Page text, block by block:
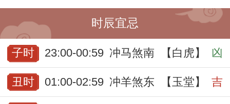
时辰宜忌
子时 23:00-00:59 冲马煞南 【白虎】 凶
丑时 01:00-02:59 冲羊煞东 【玉堂】 吉